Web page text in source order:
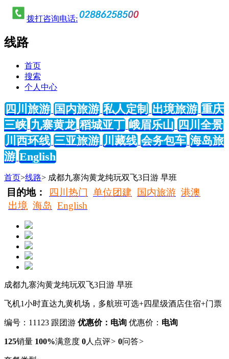
拨打咨询电话:
线路
首页
搜索
个人中心
四川旅游 国内旅游 私人定制 出境旅游 重庆
三峡 九寨黄龙 稻城亚丁 峨眉乐山 四川全景
川西环线 三亚旅游 川藏线 会务包车 海岛旅
游 English
首页>线路> 成都九寨沟黄龙纯玩双飞3日游 早班
目的地： 四川热门 单位团建 国内旅游 港澳
出境 海岛 English
成都九寨沟黄龙纯玩双飞3日游 早班
飞机1小时直达九黄机场，多航班可选+四星级酒店住宿+门票
编号：11123 跟团游 优惠价：电询 优惠价： 电询
125销量 100%满意度 0人点评> 0问答>